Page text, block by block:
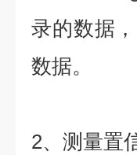
录的数据
数据。
2、测量置